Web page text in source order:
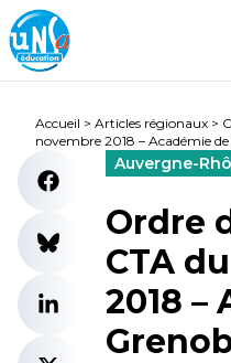
Accueil > Articles régionaux >
novembre 2018 – Académie
Auvergne-
Ordre
CTA
2018 –